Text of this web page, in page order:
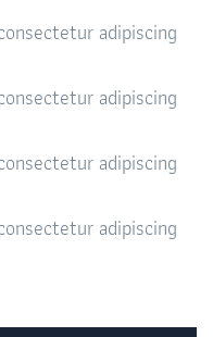
adipiscing
adipiscing
adipiscing
adipiscing